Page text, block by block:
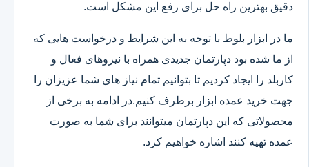
دقیق بهترین راه حل برای رفع این مشکل است.
ما در ابزار بلوط با توجه به این شرایط و درخواست هایی که
از ما شده بود دپارتمان جدیدی همراه با نیروهای فعال و
کاربلد را ایجاد کردیم تا بتوانیم تمام نیاز های شما عزیزان را
جهت خرید عمده ابزار برطرف کنیم.در ادامه به برخی از
محصولاتی که این دپارتمان میتوانند برای شما به صورت
عمده تهیه کنند اشاره خواهیم کرد.